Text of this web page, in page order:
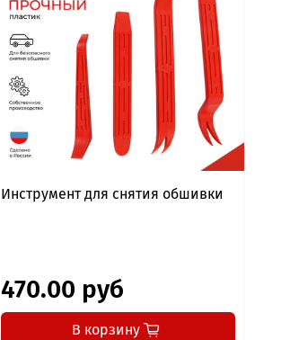
Инструмент для снятия обшивки
470.00 руб
В корзину